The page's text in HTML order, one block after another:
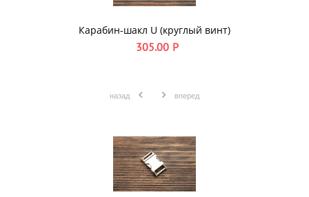
Карабин-шакл U (круглый винт)
305.00 Р
назад вперед